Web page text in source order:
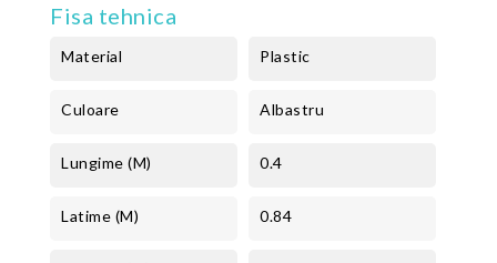
Fisa tehnica
Material Plastic
Culoare Albastru
Lungime (m) 0.4
Latime (m) 0.84